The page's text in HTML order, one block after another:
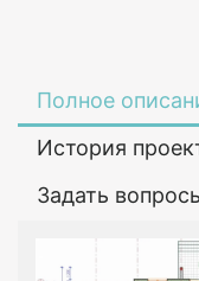
Полное
История
Задать